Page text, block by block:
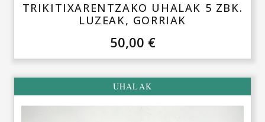
TRIKITIXARENTZAKO UHALAK 5 ZBK.
LUZEAK, GORRIAK
50,00 €
UHALAK